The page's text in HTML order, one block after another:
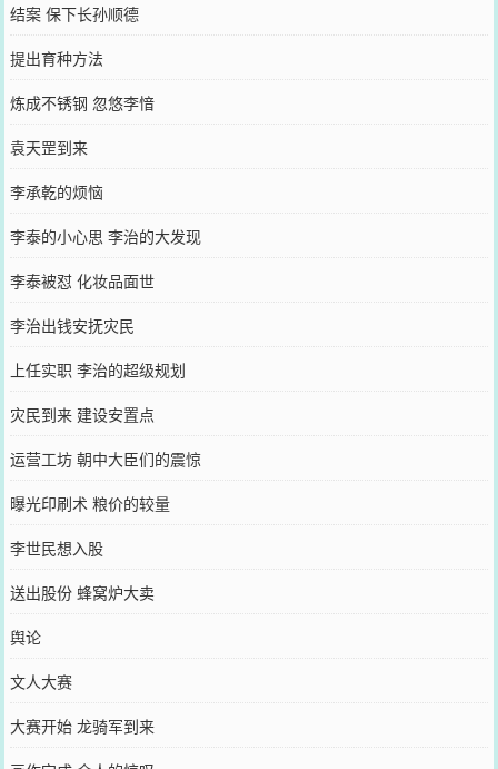
结案 保下长孙顺德
提出育种方法
炼成不锈钢 忽悠李愔
袁天罡到来
李承乾的烦恼
李泰的小心思 李治的大发现
李泰被怼 化妆品面世
李治出钱安抚灾民
上任实职 李治的超级规划
灾民到来 建设安置点
运营工坊 朝中大臣们的震惊
曝光印刷术 粮价的较量
李世民想入股
送出股份 蜂窝炉大卖
舆论
文人大赛
大赛开始 龙骑军到来